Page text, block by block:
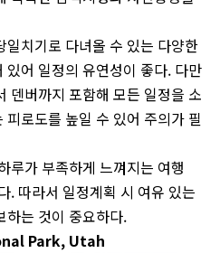
일치기로 다녀올 수 있는 다양한
있어 일정의 유연성이 좋다. 다만
덴버까지 포함해 모든 일정을 소
피로도를 높일 수 있어 주의가 필
루가 부족하게 느껴지는 여행
. 따라서 일정계획 시 여유 있는
하는 것이 중요하다.
Park, Utah